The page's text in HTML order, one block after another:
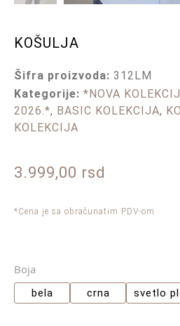
KOŠULJA
Šifra proizvoda: 312LM
Kategorije: *NOVA
2026.*, BASIC KOLEKCIJA,
KOLEKCIJA
3.999,00 rsd
*Cena je sa obračunatim PDV-om
Boja
bela crna svetlo